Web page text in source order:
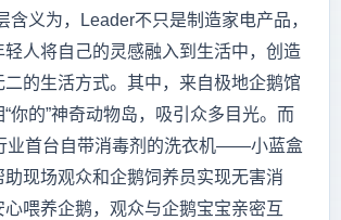
含义为，Leader不只是制造家电产品，
轻人将自己的灵感融入到生活中，创造
二的生活方式。其中，来自极地企鹅馆
你的”神奇动物岛，吸引众多目光。而
业首台自带消毒剂的洗衣机——小蓝盒
现场观众和企鹅饲养员实现无害消
心喂养企鹅，观众与企鹅宝宝亲密互